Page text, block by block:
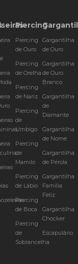
Piercing
Piercing
de Ouro
Piercing
de Orelha
Piercing
de Nariz
Piercing
de
Umbigo
Piercing
de
Mamilo
Piercing
de Lábio
Piercing
de Boca
Piercing
de
Sobrancelha
Gargantilha
de Ouro
Gargantilha
de Ouro
Branco
Gargantilha
de
Diamante
Gargantilha
de Nome
Gargantilha
de Pérola
Gargantilha
Família
Feliz
Gargantilha
Chocker
Escapulário